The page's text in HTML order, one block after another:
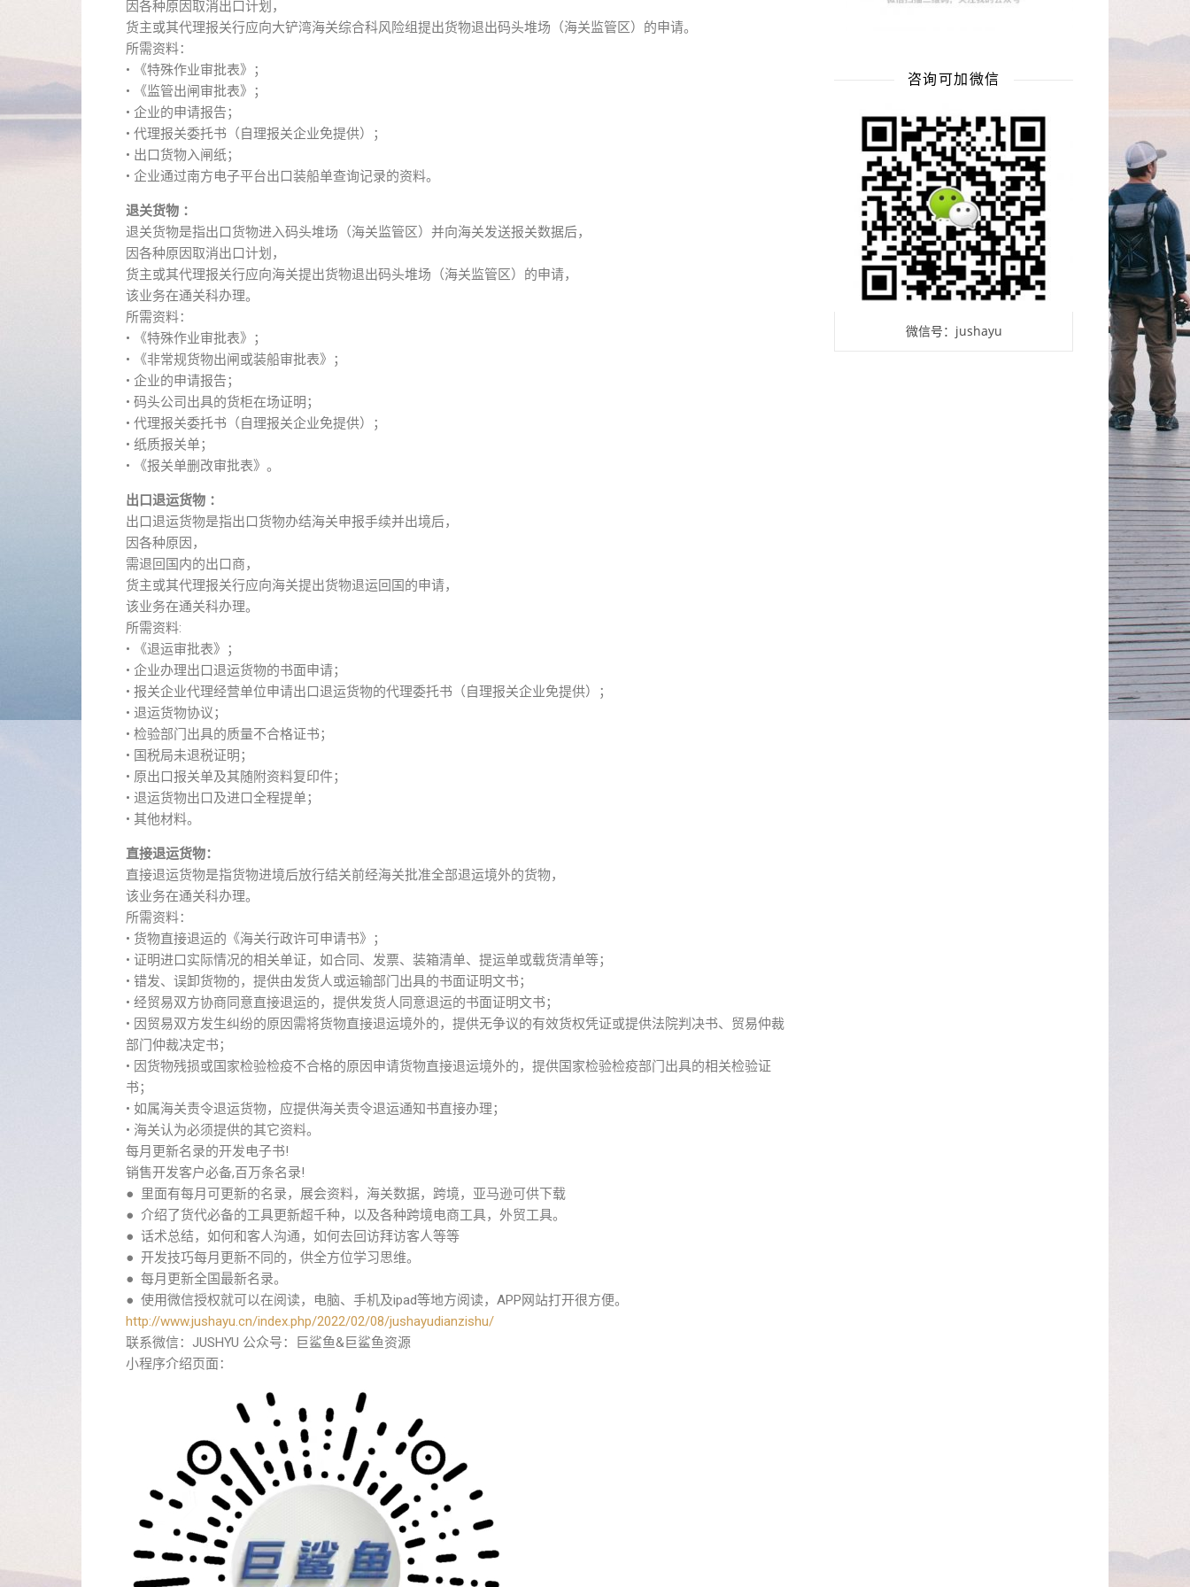
因各种原因取消出口计划，
货主或其代理报关行应向大铲湾海关综合科风险组提出货物退出码头堆场（海关监管区）的申请。
所需资料：
• 《特殊作业审批表》；
• 《监管出闸审批表》；
• 企业的申请报告；
• 代理报关委托书（自理报关企业免提供）；
• 出口货物入闸纸；
• 企业通过南方电子平台出口装船单查询记录的资料。
退关货物 ：
退关货物是指出口货物进入码头堆场（海关监管区）并向海关发送报关数据后，
因各种原因取消出口计划，
货主或其代理报关行应向海关提出货物退出码头堆场（海关监管区）的申请，
该业务在通关科办理。
所需资料：
• 《特殊作业审批表》；
• 《非常规货物出闸或装船审批表》；
• 企业的申请报告；
• 码头公司出具的货柜在场证明；
• 代理报关委托书（自理报关企业免提供）；
• 纸质报关单；
• 《报关单删改审批表》。
出口退运货物 ：
出口退运货物是指出口货物办结海关申报手续并出境后，
因各种原因，
需退回国内的出口商，
货主或其代理报关行应向海关提出货物退运回国的申请，
该业务在通关科办理。
所需资料:
• 《退运审批表》；
• 企业办理出口退运货物的书面申请；
• 报关企业代理经营单位申请出口退运货物的代理委托书（自理报关企业免提供）；
• 退运货物协议；
• 检验部门出具的质量不合格证书；
• 国税局未退税证明；
• 原出口报关单及其随附资料复印件；
• 退运货物出口及进口全程提单；
• 其他材料。
直接退运货物：
直接退运货物是指货物进境后放行结关前经海关批准全部退运境外的货物，
该业务在通关科办理。
所需资料：
• 货物直接退运的《海关行政许可申请书》；
• 证明进口实际情况的相关单证，如合同、发票、装箱清单、提运单或载货清单等；
• 错发、误卸货物的，提供由发货人或运输部门出具的书面证明文书；
• 经贸易双方协商同意直接退运的，提供发货人同意退运的书面证明文书；
• 因贸易双方发生纠纷的原因需将货物直接退运境外的，提供无争议的有效货权凭证或提供法院判决书、贸易仲裁
部门仲裁决定书；
• 因货物残损或国家检验检疫不合格的原因申请货物直接退运境外的，提供国家检验检疫部门出具的相关检验证
书；
• 如属海关责令退运货物，应提供海关责令退运通知书直接办理；
• 海关认为必须提供的其它资料。
每月更新名录的开发电子书!
销售开发客户必备,百万条名录!
● 里面有每月可更新的名录，展会资料，海关数据，跨境，亚马逊可供下载
● 介绍了货代必备的工具更新超千种，以及各种跨境电商工具，外贸工具。
● 话术总结，如何和客人沟通，如何去回访拜访客人等等
● 开发技巧每月更新不同的，供全方位学习思维。
● 每月更新全国最新名录。
● 使用微信授权就可以在阅读，电脑、手机及ipad等地方阅读，APP网站打开很方便。
http://www.jushayu.cn/index.php/2022/02/08/jushayudianzishu/
联系微信：JUSHYU 公众号：巨鲨鱼&巨鲨鱼资源
小程序介绍页面：
咨询可加微信
微信号：jushayu